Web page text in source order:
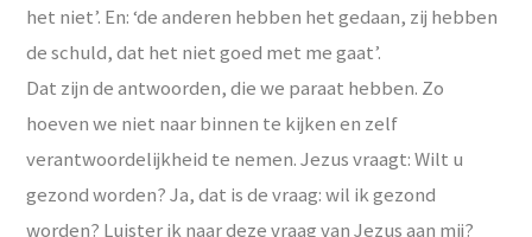
het niet’. En: ‘de anderen hebben het gedaan, zij hebben
de schuld, dat het niet goed met me gaat’.
Dat zijn de antwoorden, die we paraat hebben. Zo
hoeven we niet naar binnen te kijken en zelf
verantwoordelijkheid te nemen. Jezus vraagt: Wilt u
gezond worden? Ja, dat is de vraag: wil ik gezond
worden? Luister ik naar deze vraag van Jezus aan mij?